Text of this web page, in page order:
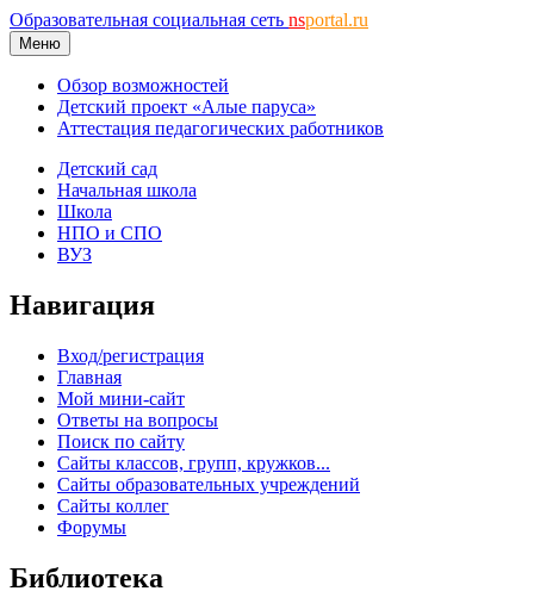
Образовательная социальная сеть nsportal.ru
Меню
Обзор возможностей
Детский проект «Алые паруса»
Аттестация педагогических работников
Детский сад
Начальная школа
Школа
НПО и СПО
ВУЗ
Навигация
Вход/регистрация
Главная
Мой мини-сайт
Ответы на вопросы
Поиск по сайту
Сайты классов, групп, кружков...
Сайты образовательных учреждений
Сайты коллег
Форумы
Библиотека